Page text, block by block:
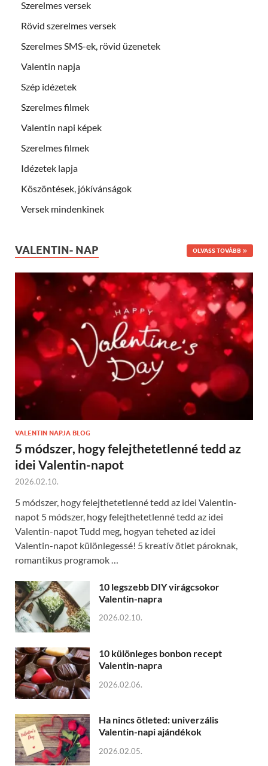
Szerelmes versek
Rövid szerelmes versek
Szerelmes SMS-ek, rövid üzenetek
Valentin napja
Szép idézetek
Szerelmes filmek
Valentin napi képek
Szerelmes filmek
Idézetek lapja
Köszöntések, jókívánságok
Versek mindenkinek
VALENTIN- NAP OLVASS TOVÁBB
VALENTIN NAPJA BLOG
5 módszer, hogy felejthetetlenné tedd az
idei Valentin-napot
2026.02.10.
5 módszer, hogy felejthetetlenné tedd az idei Valentin-
napot 5 módszer, hogy felejthetetlenné tedd az idei
Valentin-napot Tudd meg, hogyan teheted az idei
Valentin-napot különlegessé! 5 kreatív ötlet pároknak,
romantikus programok …
10 legszebb DIY virágcsokor
Valentin-napra
2026.02.10.
10 különleges bonbon recept
Valentin-napra
2026.02.06.
Ha nincs ötleted: univerzális
Valentin-napi ajándékok
2026.02.05.